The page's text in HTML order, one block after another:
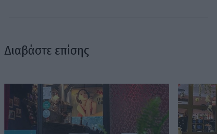
Διαβάστε επίσης